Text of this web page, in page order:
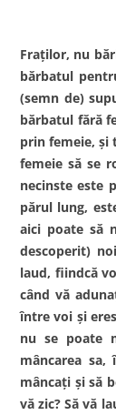
Fraţilor, nu
bărbatul
(semn de)
bărbatul fără
prin femeie, şi
femeie să se
necinste este
părul lung,
aici poate să
descoperit)
laud, fiindcă
când vă
între voi şi
nu se poate
mâncarea
mâncaţi şi să
vă zic? Să vă